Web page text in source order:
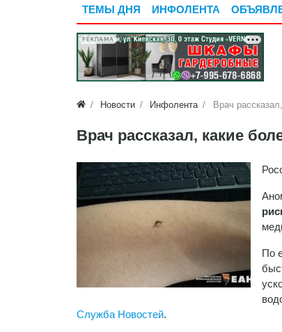
ТЕМЫ ДНЯ ИНФОЛЕНТА
РЕКЛАМА
Новости Инфолента Врач
Врач рассказал, какие
По
Служба Новостей.